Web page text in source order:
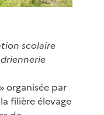
scolaire
organisée par
filière élevage